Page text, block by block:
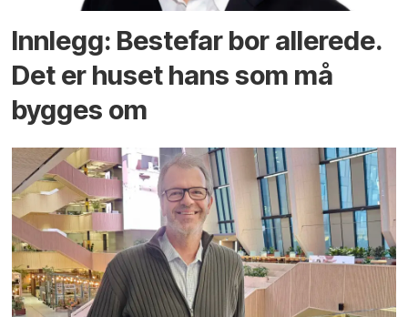
Innlegg: Bestefar bor allerede.
Det er huset hans som må
bygges om